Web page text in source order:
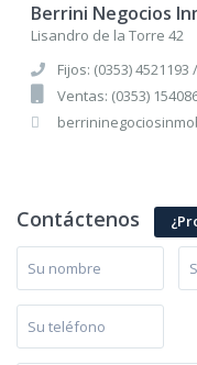
Berrini Negocios
Lisandro de la Torre 42
Fijos: (0353) 4521193
Ventas: (0353)
Contáctenos